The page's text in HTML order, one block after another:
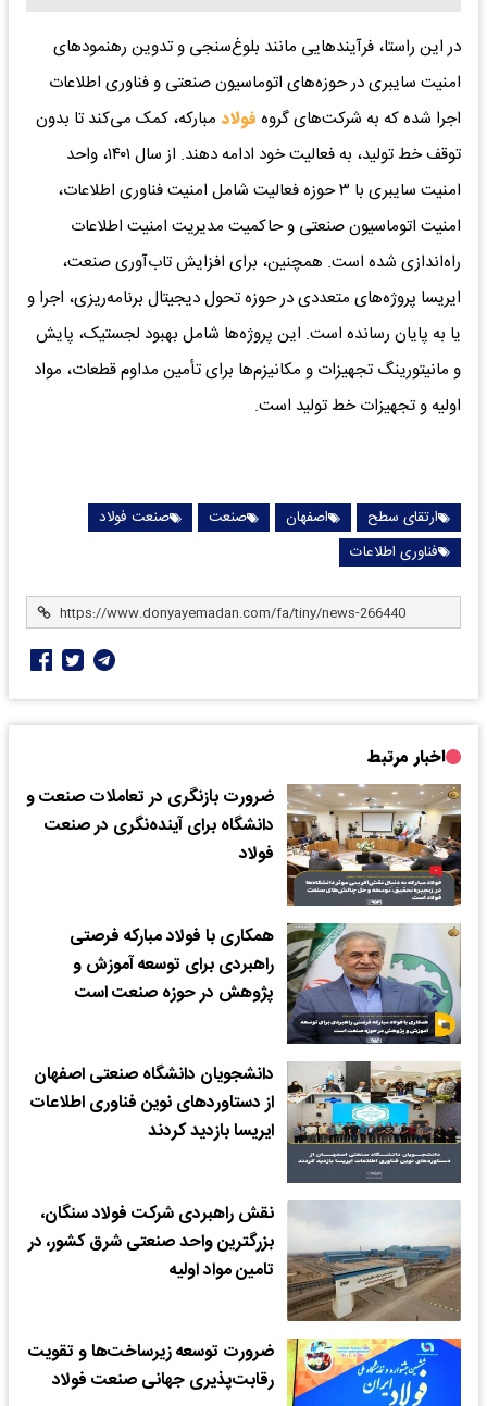
در این راستا، فرآیندهایی مانند بلوغ‌سنجی و تدوین رهنمودهای
امنیت سایبری در حوزه‌های اتوماسیون صنعتی و فناوری اطلاعات
اجرا شده که به شرکت‌های گروه فولاد مبارکه، کمک می‌کند تا بدون
توقف خط تولید، به فعالیت خود ادامه دهند. از سال ۱۴۰۱، واحد
امنیت سایبری با ۳ حوزه فعالیت شامل امنیت فناوری اطلاعات،
امنیت اتوماسیون صنعتی و حاکمیت مدیریت امنیت اطلاعات
راه‌اندازی شده است. همچنین، برای افزایش تاب‌آوری صنعت،
ایریسا پروژه‌های متعددی در حوزه تحول دیجیتال برنامه‌ریزی، اجرا و
یا به پایان رسانده است. این پروژه‌ها شامل بهبود لجستیک، پایش
و مانیتورینگ تجهیزات و مکانیزم‌ها برای تأمین مداوم قطعات، مواد
اولیه و تجهیزات خط تولید است.
ارتقای سطح اصفهان صنعت
صنعت فولاد
فناوری اطلاعات
اخبار مرتبط
ضرورت بازنگری در تعاملات صنعت و
دانشگاه برای آینده‌نگری در صنعت
فولاد
همکاری با فولاد مبارکه فرصتی
راهبردی برای توسعه آموزش و
پژوهش در حوزه صنعت است
دانشجویان دانشگاه صنعتی اصفهان
از دستاوردهای نوین فناوری اطلاعات
ایریسا بازدید کردند
نقش راهبردی شرکت فولاد سنگان،
بزرگترین واحد صنعتی شرق کشور، در
تامین مواد اولیه
ضرورت توسعه زیرساخت‌ها و تقویت
رقابت‌پذیری جهانی صنعت فولاد